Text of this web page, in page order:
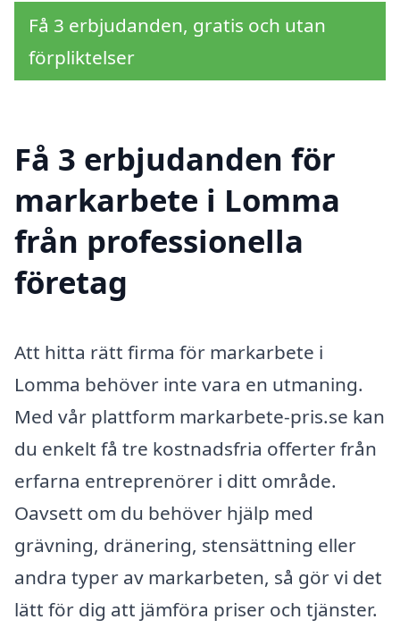
Få 3 erbjudanden, gratis och utan
förpliktelser
Få 3 erbjudanden för
markarbete i Lomma
från professionella
företag
Att hitta rätt firma för markarbete i
Lomma behöver inte vara en utmaning.
Med vår plattform markarbete-pris.se kan
du enkelt få tre kostnadsfria offerter från
erfarna entreprenörer i ditt område.
Oavsett om du behöver hjälp med
grävning, dränering, stensättning eller
andra typer av markarbeten, så gör vi det
lätt för dig att jämföra priser och tjänster.